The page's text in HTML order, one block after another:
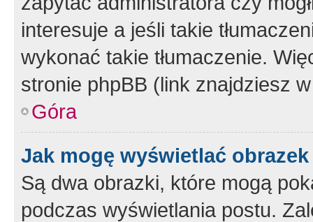
interesuje a jeśli takie
wykonać takie tłumaczenie.
stronie phpBB (link znajdziesz
Góra
Jak mogę wyświetlać
Są dwa obrazki, które mogą
podczas wyświetlania postu.